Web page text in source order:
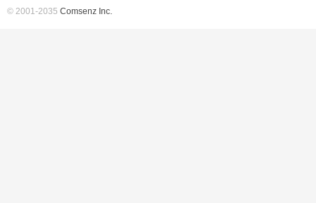
© 2001-2035 Comsenz Inc.